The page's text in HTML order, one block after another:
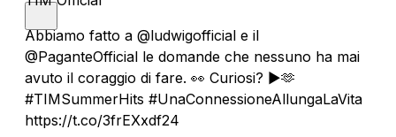
Abbiamo fatto a @ludwigofficial e il
@PaganteOfficial le domande che nessuno ha mai
avuto il coraggio di fare. 👀 Curiosi? ▶️🫶
#TIMSummerHits #UnaConnessioneAllungaLaVita
https://t.co/3frEXxdf24